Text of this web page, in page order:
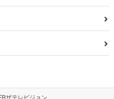
ザテレビジョン